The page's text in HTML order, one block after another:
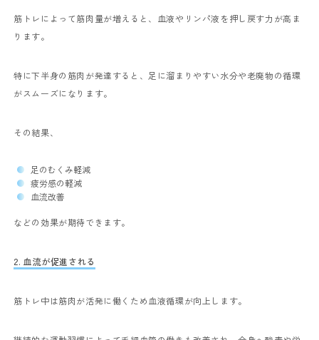
筋トレによって筋肉量が増えると、血液やリンパ液を押し戻す力が高ま
ります。
特に下半身の筋肉が発達すると、足に溜まりやすい水分や老廃物の循環
がスムーズになります。
その結果、
足のむくみ軽減
疲労感の軽減
血流改善
などの効果が期待できます。
2. 血流が促進される
筋トレ中は筋肉が活発に働くため血液循環が向上します。